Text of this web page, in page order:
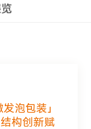
泡包装」
构创新赋